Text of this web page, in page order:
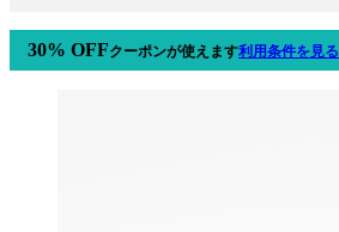
30% OFFクーポンが使えます利用条件を見る